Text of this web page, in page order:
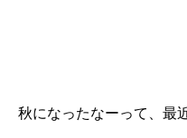
秋になったなーって、最